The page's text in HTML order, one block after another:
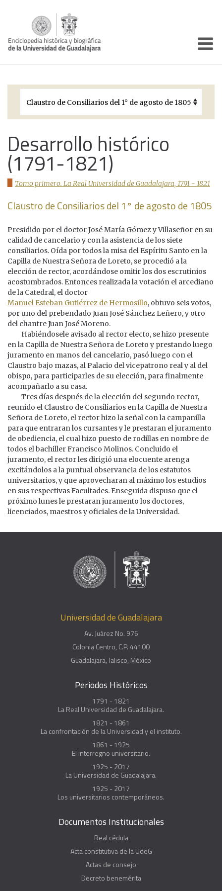
Períodos Históricos
Galería
Documentos institucionales
Desarrollo histórico
(1791-1821)
Tomo primero. La Real Universidad de Guadalajara, 1791 - 1821
Claustro de Consiliarios del 1° de agosto de 1805
Presidido por el doctor José María Gómez y Villaseñor en su
calidad de cancelario y con la asistencia de los siete
consiliarios. Oída por todos la misa del Espíritu Santo en la
Capilla de Nuestra Señora de Loreto, se procedió a la
elección de rector, acordándose omitir los dos escrutinios
acostumbrados. Entonces realizada la votación el arcediano
de la Catedral, el doctor
Manuel Esteban Gutiérrez de Hermosillo, obtuvo seis votos,
por uno del prebendado Juan José Sánchez Leñero, y otro
del chantre Juan José Moreno.
Habiéndosele avisado al rector electo, se hizo presente
en la Capilla de Nuestra Señora de Loreto y prestando luego
juramento en manos del cancelario, pasó luego con el
Claustro bajo mazas, al Palacio del vicepatrono real y al del
obispo, para participarles de su elección, para finalmente
acompañarlo a su casa.
Tres días después de la elección del segundo rector,
reunido el Claustro de Consiliarios en la Capilla de Nuestra
Señora de Loreto, el rector hizo la señal con la campanilla
para que entraran los cursantes y le prestaran el juramento
de obediencia, el cual hizo puesto de rodillas en nombre de
todos el bachiller Francisco Molinos. Concluido el
juramento, el rector les dirigió una elocuente arenga
excitándolos a la puntual observancia de los estatutos
universitarios, y que aprovecharan al máximo los estudios
en sus respectivas Facultades. Enseguida dispuso que el
próximo lunes le prestaran juramento los doctores,
licenciados, maestros y oficiales de la Universidad.
Universidad de Guadalajara
Av. Juárez No. 976
Colonia Centro, C.P. 44100
Guadalajara, Jalisco, México
Periodos Históricos
1791 - 1821
La Real Universidad de Guadalajara.
1821 - 1861
La confrontación de la Universidad y el instituto.
1861 - 1925
El interregno universitario.
1925 - 2017
La Universidad de Guadalajara.
1925 - 2017
Los universitarios contemporáneos.
Documentos Institucionales
Real cédula
Acta constitutiva de la UdeG
Actas de consejo
Decreto benemérita